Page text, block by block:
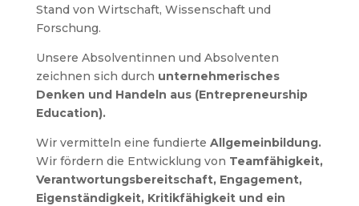
Stand von Wirtschaft, Wissenschaft und
Forschung.
Unsere Absolventinnen und Absolventen
zeichnen sich durch unternehmerisches
Denken und Handeln aus (Entrepreneurship
Education).
Wir vermitteln eine fundierte Allgemeinbildung.
Wir fördern die Entwicklung von Teamfähigkeit,
Verantwortungsbereitschaft, Engagement,
Eigenständigkeit, Kritikfähigkeit und ein